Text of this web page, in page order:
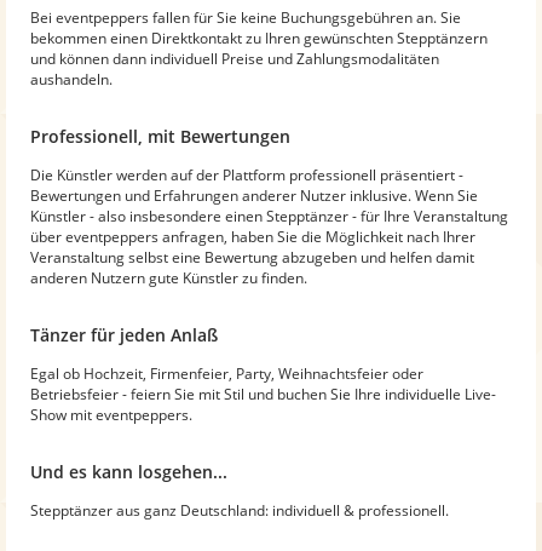
Bei eventpeppers fallen für Sie keine Buchungsgebühren an. Sie
bekommen einen Direktkontakt zu Ihren gewünschten Stepptänzern
und können dann individuell Preise und Zahlungsmodalitäten
aushandeln.
Professionell, mit Bewertungen
Die Künstler werden auf der Plattform professionell präsentiert -
Bewertungen und Erfahrungen anderer Nutzer inklusive. Wenn Sie
Künstler - also insbesondere einen Stepptänzer - für Ihre Veranstaltung
über eventpeppers anfragen, haben Sie die Möglichkeit nach Ihrer
Veranstaltung selbst eine Bewertung abzugeben und helfen damit
anderen Nutzern gute Künstler zu finden.
Tänzer für jeden Anlaß
Egal ob Hochzeit, Firmenfeier, Party, Weihnachtsfeier oder
Betriebsfeier - feiern Sie mit Stil und buchen Sie Ihre individuelle Live-
Show mit eventpeppers.
Und es kann losgehen...
Stepptänzer aus ganz Deutschland: individuell & professionell.